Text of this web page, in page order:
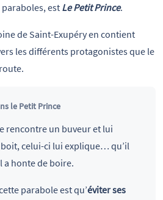
paraboles, est Le Petit Prince.
de Saint-Exupéry en contient
les différents protagonistes que le
le Petit Prince
rencontre un buveur et lui
celui-ci lui explique… qu’il
a honte de boire.
parabole est qu’éviter ses